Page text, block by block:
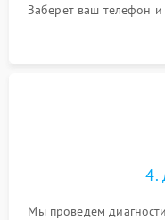
Заберет ваш телефон и
4.
Мы проведем